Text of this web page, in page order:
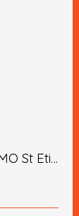
PARLEZ-MOI D'IMMO St Etienne